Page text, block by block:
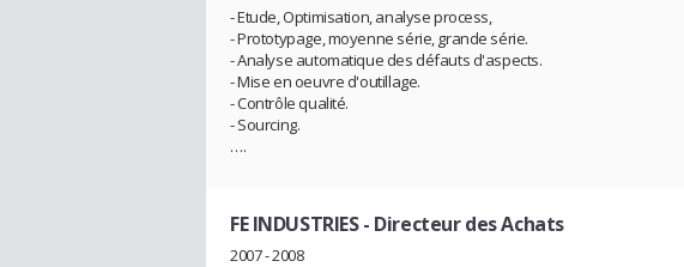
- Etude, Optimisation, analyse process,
- Prototypage, moyenne série, grande série.
- Analyse automatique des défauts d'aspects.
- Mise en oeuvre d'outillage.
- Contrôle qualité.
- Sourcing.
….
FE INDUSTRIES- Directeur des Achats
2007 - 2008